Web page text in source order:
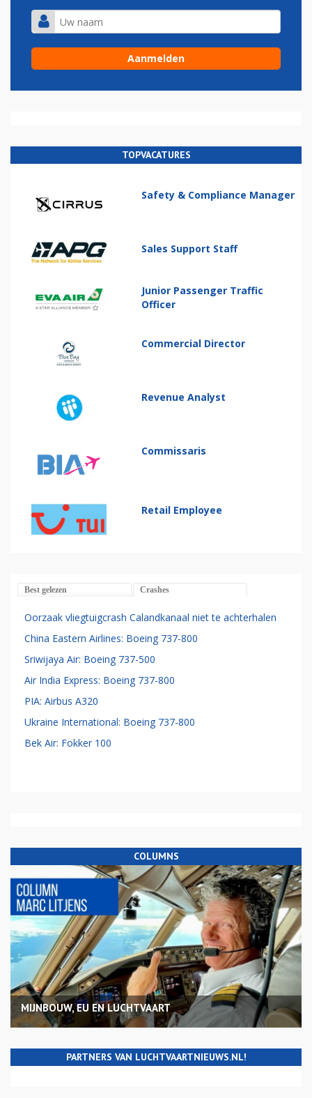
TOPVACATURES
Safety & Compliance Manager
Sales Support Staff
Junior Passenger Traffic
Officer
Commercial Director
Revenue Analyst
Commissaris
Retail Employee
Best gelezen Crashes
Oorzaak vliegtuigcrash Calandkanaal niet te achterhalen
China Eastern Airlines: Boeing 737-800
Sriwijaya Air: Boeing 737-500
Air India Express: Boeing 737-800
PIA: Airbus A320
Ukraine International: Boeing 737-800
Bek Air: Fokker 100
COLUMNS
MIJNBOUW, EU EN LUCHTVAART
PARTNERS VAN LUCHTVAARTNIEUWS.NL!